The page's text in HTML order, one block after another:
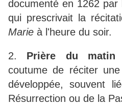
documenté en 1262 par
qui prescrivait la
Marie à l'heure du soir.
2. Prière du matin
coutume de réciter
développée, souvent
Résurrection ou de la